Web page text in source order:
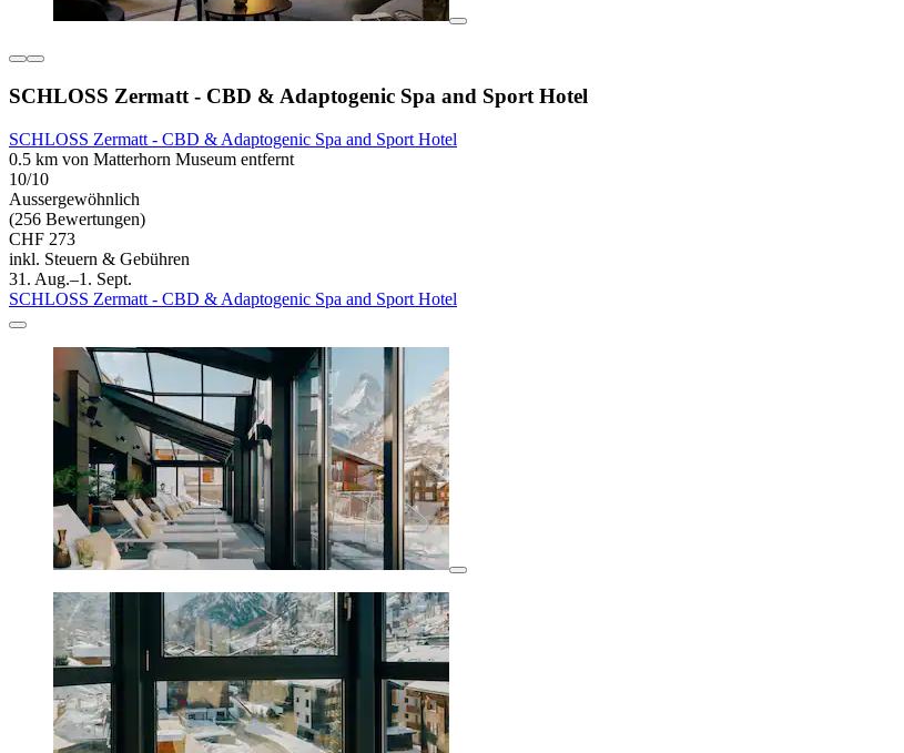
SCHLOSS Zermatt - CBD & Adaptogenic Spa and Sport Hotel
SCHLOSS Zermatt - CBD & Adaptogenic Spa and Sport Hotel
0.5 km von Matterhorn Museum entfernt
10/10
Aussergewöhnlich
(256 Bewertungen)
CHF 273
inkl. Steuern & Gebühren
31. Aug.–1. Sept.
SCHLOSS Zermatt - CBD & Adaptogenic Spa and Sport Hotel